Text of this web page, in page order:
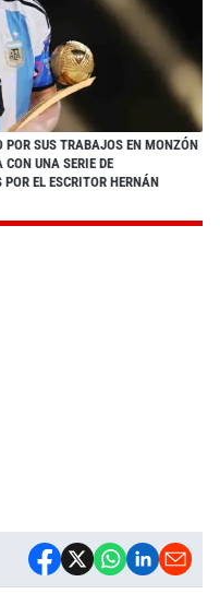
POR SUS TRABAJOS EN MONZÓN
UNA SERIE DE
EL ESCRITOR HERNÁN